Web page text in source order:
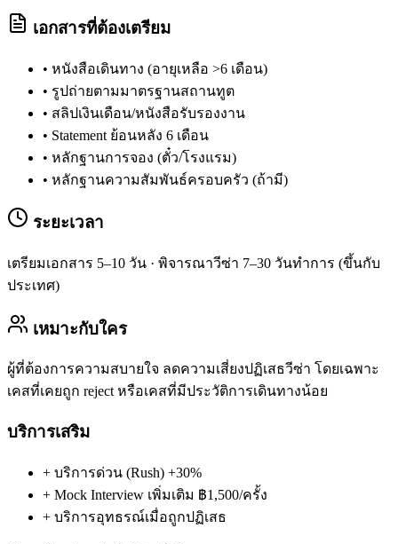
เอกสารที่ต้องเตรียม
• หนังสือเดินทาง (อายุเหลือ >6 เดือน)
• รูปถ่ายตามมาตรฐานสถานทูต
• สลิปเงินเดือน/หนังสือรับรองงาน
• Statement ย้อนหลัง 6 เดือน
• หลักฐานการจอง (ตั๋ว/โรงแรม)
• หลักฐานความสัมพันธ์ครอบครัว (ถ้ามี)
ระยะเวลา
เตรียมเอกสาร 5–10 วัน · พิจารณาวีซ่า 7–30 วันทำการ (ขึ้นกับ
ประเทศ)
เหมาะกับใคร
ผู้ที่ต้องการความสบายใจ ลดความเสี่ยงปฏิเสธวีซ่า โดยเฉพาะ
เคสที่เคยถูก reject หรือเคสที่มีประวัติการเดินทางน้อย
บริการเสริม
+ บริการด่วน (Rush) +30%
+ Mock Interview เพิ่มเติม ฿1,500/ครั้ง
+ บริการอุทธรณ์เมื่อถูกปฏิเสธ